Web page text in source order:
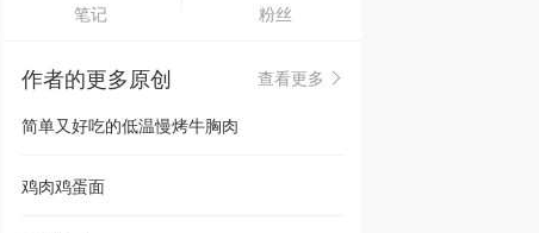
🇦🇺
🇳🇿新西兰
笔记 粉丝
作者的更多原创
查看更多
简单又好吃的低温慢烤牛胸肉
鸡肉鸡蛋面